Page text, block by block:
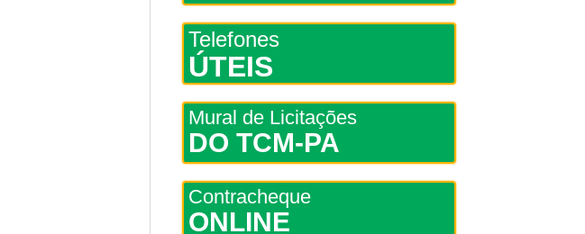
Telefones
ÚTEIS
Mural de Licitações
DO TCM-PA
Contracheque
ONLINE